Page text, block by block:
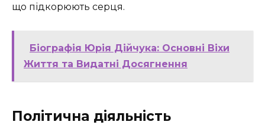
що підкорюють серця.
Біографія Юрія Дійчука: Основні Віхи
Життя та Видатні Досягнення
Політична діяльність